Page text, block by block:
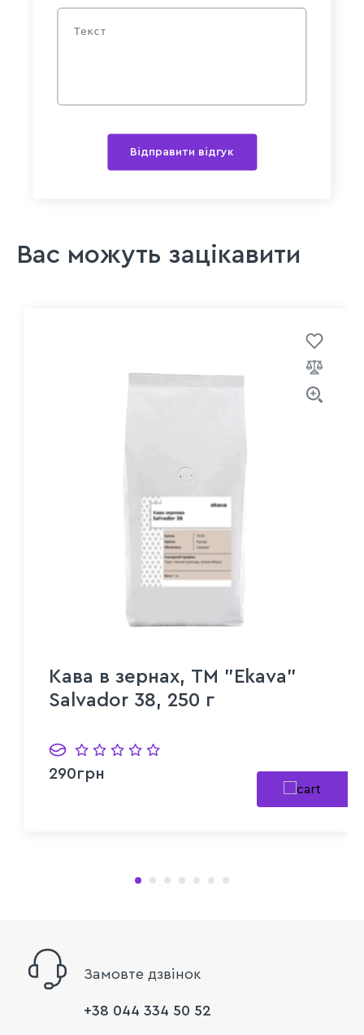
Відправити відгук
Вас можуть зацікавити
Кава в зернах, ТМ "Ekava"
Salvador 38, 250 г
290грн
Замовте дзвінок
+38 044 334 50 52